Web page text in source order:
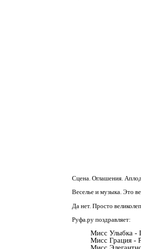
Сцена. Оглашения.
Веселье и музыка. Это
Да нет. Просто
Руфа.ру поздравляет:
Мисс Улыбка -
Мисс Грация -